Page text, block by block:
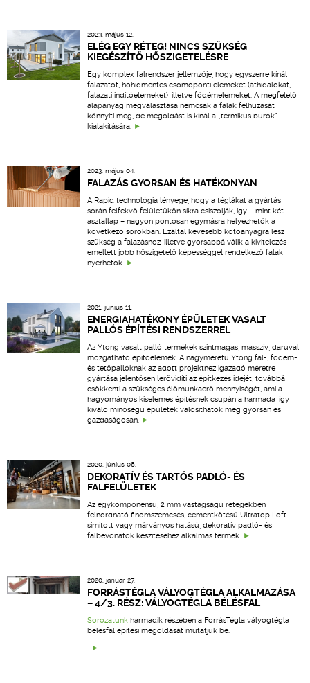
2023. május 12.
ELÉG EGY RÉTEG! NINCS SZÜKSÉG
KIEGÉSZÍTŐ HŐSZIGETELÉSRE
Egy komplex falrendszer jellemzője, hogy egyszerre kínál
falazatot, hőhídmentes csomóponti elemeket (áthidalókat,
falazati indítóelemeket), illetve födémelemeket. A megfelelő
alapanyag megválasztása nemcsak a falak felhúzását
könnyíti meg, de megoldást is kínál a „termikus burok”
kialakítására.
2023. május 04.
FALAZÁS GYORSAN ÉS HATÉKONYAN
A Rapid technológia lényege, hogy a téglákat a gyártás
során felfekvő felületükön síkra csiszolják, így – mint két
asztallap – nagyon pontosan egymásra helyezhetők a
következő sorokban. Ezáltal kevesebb kötőanyagra lesz
szükség a falazáshoz, illetve gyorsabbá válik a kivitelezés,
emellett jobb hőszigetelő képességgel rendelkező falak
nyerhetők.
2021. június 11.
ENERGIAHATÉKONY ÉPÜLETEK VASALT
PALLÓS ÉPÍTÉSI RENDSZERREL
Az Ytong vasalt palló termékek szintmagas, masszív, daruval
mozgatható építőelemek. A nagyméretű Ytong fal-, födém-
és tetőpallóknak az adott projekthez igazadó méretre
gyártása jelentősen lerövidíti az építkezés idejét, továbbá
csökkenti a szükséges élőmunkaerő mennyiségét, ami a
hagyományos kiselemes építésnek csupán a harmada, így
kiváló minőségű épületek valósíthatók meg gyorsan és
gazdaságosan.
2020. június 08.
DEKORATÍV ÉS TARTÓS PADLÓ- ÉS
FALFELÜLETEK
Az egykomponensű, 2 mm vastagságú rétegekben
felhordható finomszemcsés, cementkötésű Ultratop Loft
simított vagy márványos hatású, dekoratív padló- és
falbevonatok készítéséhez alkalmas termék.
2020. január 27.
FORRÁSTÉGLA VÁLYOGTÉGLA ALKALMAZÁSA
– 4/3. RÉSZ: VÁLYOGTÉGLA BÉLÉSFAL
Sorozatunkharmadik részében a ForrásTégla vályogtégla
bélésfal építési megoldását mutatjuk be.